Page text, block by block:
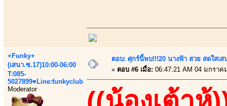
+Funky+
(เสนา.ซ.17)10:00-06:00
T:085-
5027899♥Line:funkyclub
Moderator
ตอบ: ศุกร์นี้พบ!!!20 นางฟ้า สวย สดใสเส
« ตอบ #6 เมื่อ: 06:47:21 AM 04 มกราค